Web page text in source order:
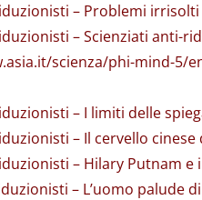
– Problemi
– Scienziati anti-
scienza/phi-mind-
– I limiti delle
– Il cervello
– Hilary Putnam
– L’uomo palude